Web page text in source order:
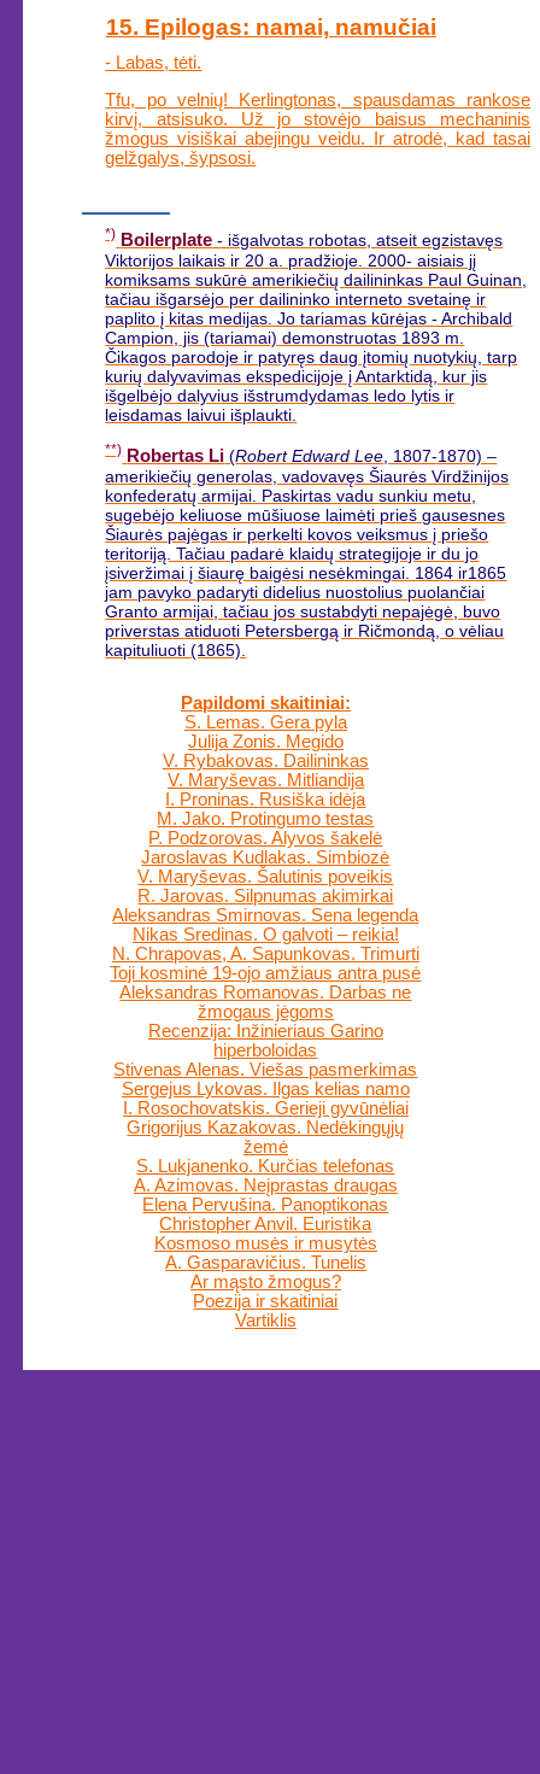
15. Epilogas: namai, namučiai
- Labas, tėti.
Tfu, po velnių! Kerlingtonas, spausdamas rankose
kirvį, atsisuko. Už jo stovėjo baisus mechaninis
žmogus visiškai abejingu veidu. Ir atrodė, kad tasai
gelžgalys, šypsosi.
*) Boilerplate - išgalvotas robotas, atseit egzistavęs
Viktorijos laikais ir 20 a. pradžioje. 2000- aisiais jį
komiksams sukūrė amerikiečių dailininkas Paul Guinan,
tačiau išgarsėjo per dailininko interneto svetainę ir
paplito į kitas medijas. Jo tariamas kūrėjas - Archibald
Campion, jis (tariamai) demonstruotas 1893 m.
Čikagos parodoje ir patyręs daug įtomių nuotykių, tarp
kurių dalyvavimas ekspedicijoje į Antarktidą, kur jis
išgelbėjo dalyvius išstrumdydamas ledo lytis ir
leisdamas laivui išplaukti.
**) Robertas Li (Robert Edward Lee , 1807-1870) –
amerikiečių generolas, vadovavęs Šiaurės Virdžinijos
konfederatų armijai. Paskirtas vadu sunkiu metu,
sugebėjo keliuose mūšiuose laimėti prieš gausesnes
Šiaurės pajėgas ir perkelti kovos veiksmus į priešo
teritoriją. Tačiau padarė klaidų strategijoje ir du jo
įsiveržimai į šiaurę baigėsi nesėkmingai. 1864 ir1865
jam pavyko padaryti didelius nuostolius puolančiai
Granto armijai, tačiau jos sustabdyti nepajėgė, buvo
priverstas atiduoti Petersbergą ir Ričmondą, o vėliau
kapituliuoti (1865).
Papildomi skaitiniai:
S. Lemas. Gera pyla
Julija Zonis. Megido
V. Rybakovas. Dailininkas
V. Maryševas. Mitliandija
I. Proninas. Rusiška idėja
M. Jako. Protingumo testas
P. Podzorovas. Alyvos šakelė
Jaroslavas Kudlakas. Simbiozė
V. Maryševas. Šalutinis poveikis
R. Jarovas. Silpnumas akimirkai
Aleksandras Smirnovas. Sena legenda
Nikas Sredinas. O galvoti – reikia!
N. Chrapovas, A. Sapunkovas. Trimurti
Toji kosminė 19-ojo amžiaus antra pusė
Aleksandras Romanovas. Darbas ne
žmogaus jėgoms
Recenzija: Inžinieriaus Garino
hiperboloidas
Stivenas Alenas. Viešas pasmerkimas
Sergejus Lykovas. Ilgas kelias namo
I. Rosochovatskis. Gerieji gyvūnėliai
Grigorijus Kazakovas. Nedėkingųjų
žemė
S. Lukjanenko. Kurčias telefonas
A. Azimovas. Neįprastas draugas
Elena Pervušina. Panoptikonas
Christopher Anvil. Euristika
Kosmoso musės ir musytės
A. Gasparavičius. Tunelis
Ar mąsto žmogus?
Poezija ir skaitiniai
Vartiklis